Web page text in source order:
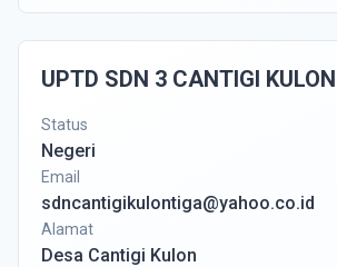
UPTD SDN 3 CANTIGI KULON
Status
Negeri
Email
sdncantigikulontiga@yahoo.co.id
Alamat
Desa Cantigi Kulon